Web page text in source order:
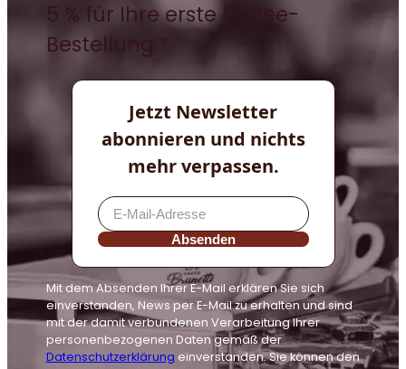
5 % für Ihre erste Kaffee-
Bestellung *
Jetzt Newsletter
abonnieren und nichts
mehr verpassen.
Absenden
Mit dem Absenden Ihrer E-Mail erklären Sie sich
einverstanden, News per E-Mail zu erhalten und sind
mit der damit verbundenen Verarbeitung Ihrer
personenbezogenen Daten gemäß der
Datenschutzerklärung einverstanden. Sie können den